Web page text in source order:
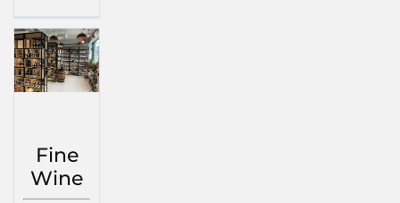
Fine
Wine